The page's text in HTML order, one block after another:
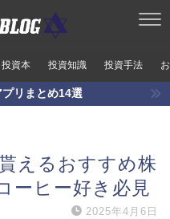
投資本 投資知識 投資手法
プリまとめ14選
えるおすすめ株
ーヒー好き必見
2025年4月6日